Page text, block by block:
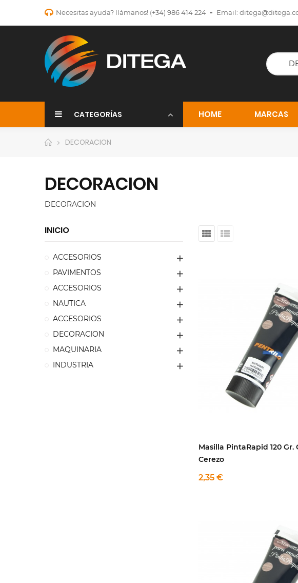
Necesitas ayuda? llámanos! (+34) 986 414 224 Email:
CATEGORÍAS HOME MARCAS
DECORACION
DECORACION
DECORACION
Masilla PintaRapid 120 Gr.
Cerezo
2,35 €
INICIO
ACCESORIOS
PAVIMENTOS
ACCESORIOS
NAUTICA
ACCESORIOS
DECORACION
MAQUINARIA
INDUSTRIA